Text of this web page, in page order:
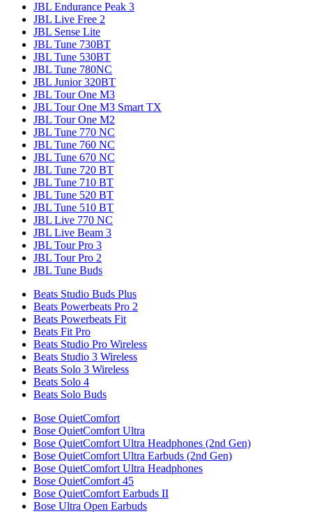
JBL Endurance Peak 3
JBL Live Free 2
JBL Sense Lite
JBL Tune 730BT
JBL Tune 530BT
JBL Tune 780NC
JBL Junior 320BT
JBL Tour One M3
JBL Tour One M3 Smart TX
JBL Tour One M2
JBL Tune 770 NC
JBL Tune 760 NC
JBL Tune 670 NC
JBL Tune 720 BT
JBL Tune 710 BT
JBL Tune 520 BT
JBL Tune 510 BT
JBL Live 770 NC
JBL Live Beam 3
JBL Tour Pro 3
JBL Tour Pro 2
JBL Tune Buds
Beats Studio Buds Plus
Beats Powerbeats Pro 2
Beats Powerbeats Fit
Beats Fit Pro
Beats Studio Pro Wireless
Beats Studio 3 Wireless
Beats Solo 3 Wireless
Beats Solo 4
Beats Solo Buds
Bose QuietComfort
Bose QuietComfort Ultra
Bose QuietComfort Ultra Headphones (2nd Gen)
Bose QuietComfort Ultra Earbuds (2nd Gen)
Bose QuietComfort Ultra Headphones
Bose QuietComfort 45
Bose QuietComfort Earbuds II
Bose Ultra Open Earbuds